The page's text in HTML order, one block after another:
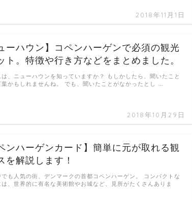
2018年11月1日
ーハウン】コペンハーゲンで必須の観光
ト。特徴や行き方などをまとめました。
2018年10月29日
は、ニューハウンを知っていますか？ もしかしたら、聞いたこと
葉かもしれませんね。 でも、聞いたことがなかったとし …
ンハーゲンカード】簡単に元が取れる観
を解説します！
でも人気の街、デンマークの首都コペンハーゲン。 コンパクトな
は、世界的に有名な美術館やお城など、見所がたくさんありま